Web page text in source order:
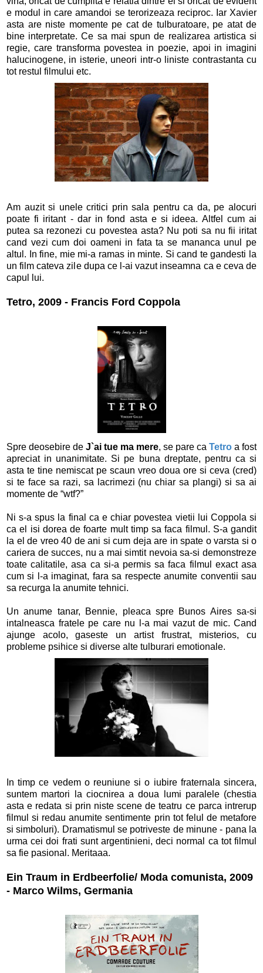
e modul in care amandoi se terorizeaza reciproc. Iar Xavier
asta are niste momente pe cat de tulburatoare, pe atat de
bine interpretate. Ce sa mai spun de realizarea artistica si
regie, care transforma povestea in poezie, apoi in imagini
halucinogene, in isterie, uneori intr-o liniste contrastanta cu
tot restul filmului etc.
Am auzit si unele critici prin sala pentru ca da, pe alocuri
poate fi iritant - dar in fond asta e si ideea. Altfel cum ai
putea sa rezonezi cu povestea asta? Nu poti sa nu fii iritat
cand vezi cum doi oameni in fata ta se mananca unul pe
altul. In fine, mie mi-a ramas in minte. Si cand te gandesti la
un film cateva zile dupa ce l-ai vazut inseamna ca e ceva de
capul lui.
Tetro, 2009 - Francis Ford Coppola
Spre deosebire de J`ai tue ma mere, se pare ca Tetro a fost
apreciat in unanimitate. Si pe buna dreptate, pentru ca si
asta te tine nemiscat pe scaun vreo doua ore si ceva (cred)
si te face sa razi, sa lacrimezi (nu chiar sa plangi) si sa ai
momente de “wtf?”
Ni s-a spus la final ca e chiar povestea vietii lui Coppola si
ca el isi dorea de foarte mult timp sa faca filmul. S-a gandit
la el de vreo 40 de ani si cum deja are in spate o varsta si o
cariera de succes, nu a mai simtit nevoia sa-si demonstreze
toate calitatile, asa ca si-a permis sa faca filmul exact asa
cum si l-a imaginat, fara sa respecte anumite conventii sau
sa recurga la anumite tehnici.
Un anume tanar, Bennie, pleaca spre Bunos Aires sa-si
intalneasca fratele pe care nu l-a mai vazut de mic. Cand
ajunge acolo, gaseste un artist frustrat, misterios, cu
probleme psihice si diverse alte tulburari emotionale.
In timp ce vedem o reuniune si o iubire fraternala sincera,
suntem martori la ciocnirea a doua lumi paralele (chestia
asta e redata si prin niste scene de teatru ce parca intrerup
filmul si redau anumite sentimente prin tot felul de metafore
si simboluri). Dramatismul se potriveste de minune - pana la
urma cei doi frati sunt argentinieni, deci normal ca tot filmul
sa fie pasional. Meritaaa.
Ein Traum in Erdbeerfolie/ Moda comunista, 2009
- Marco Wilms, Germania